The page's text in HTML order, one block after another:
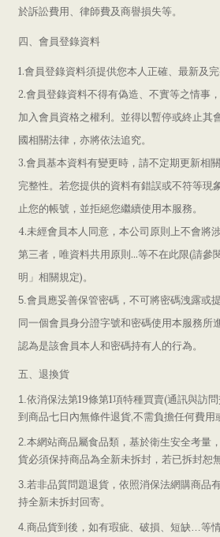
於訴訟費用、律師費及商譽損失等。
四、會員登錄資料
1.會員登錄資料須提供您本人正確、最新及完
2.會員登錄資料不得有偽造、不實等之情事
加入會員資格之權利。並得以暫停或終止其
國相關法律，亦將依法追究。
3.會員基本資料有變更時，請不定期更新相
完整性。若您提供的資料有錯誤或不符等現
止您的帳號，並拒絕您繼續使用本服務。
4.未經會員本人同意，本公司原則上不會將
第三者，唯資料共用原則 ...等不在此限(請參
明」相關規定)。
5.會員應妥善保管密碼，不可將密碼洩露或
同一個會員身分證字號和密碼使用本服務所
認為是該會員本人和密碼持有人的行為。
五、退換貨
1.依消保法第19條第1項特種買賣(通訊與訪問
到商品七日內無條件退貨,不需負擔任何費用
2.本網站商品屬食品類，基於衛生安全考量
貨必須保持商品為全新未拆封，若已拆封恕
3.若非品質問題退貨，依照消保法網購商品
持全新未拆封回寄。
4.商品貨到後，如有瑕疵、破損、短缺…等